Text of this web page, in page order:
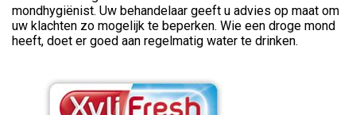
mondhygiënist. Uw behandelaar geeft u advies op maat om
uw klachten zo mogelijk te beperken. Wie een droge mond
heeft, doet er goed aan regelmatig water te drinken.